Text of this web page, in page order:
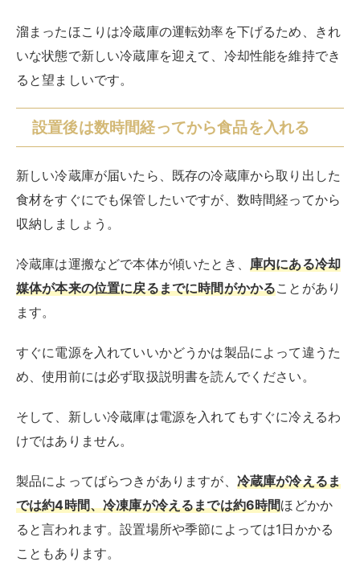
溜まったほこりは冷蔵庫の運転効率を下げるため、きれ
いな状態で新しい冷蔵庫を迎えて、冷却性能を維持でき
ると望ましいです。
設置後は数時間経ってから食品を入れる
新しい冷蔵庫が届いたら、既存の冷蔵庫から取り出した
食材をすぐにでも保管したいですが、数時間経ってから
収納しましょう。
冷蔵庫は運搬などで本体が傾いたとき、 庫内にある冷却
媒体が本来の位置に戻るまでに時間がかかることがあり
ます。
すぐに電源を入れていいかどうかは製品によって違うた
め、使用前には必ず取扱説明書を読んでください。
そして、新しい冷蔵庫は電源を入れてもすぐに冷えるわ
けではありません。
製品によってばらつきがありますが、 冷蔵庫が冷えるま
では約4時間、冷凍庫が冷えるまでは約6時間ほどかか
ると言われます。設置場所や季節によっては1日かかる
こともあります。